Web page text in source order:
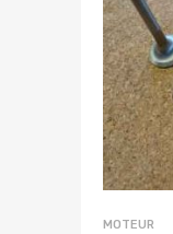
MOTEUR